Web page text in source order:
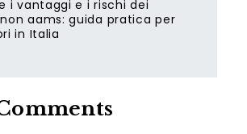
i vantaggi e i rischi dei
aams: guida pratica per
in Italia